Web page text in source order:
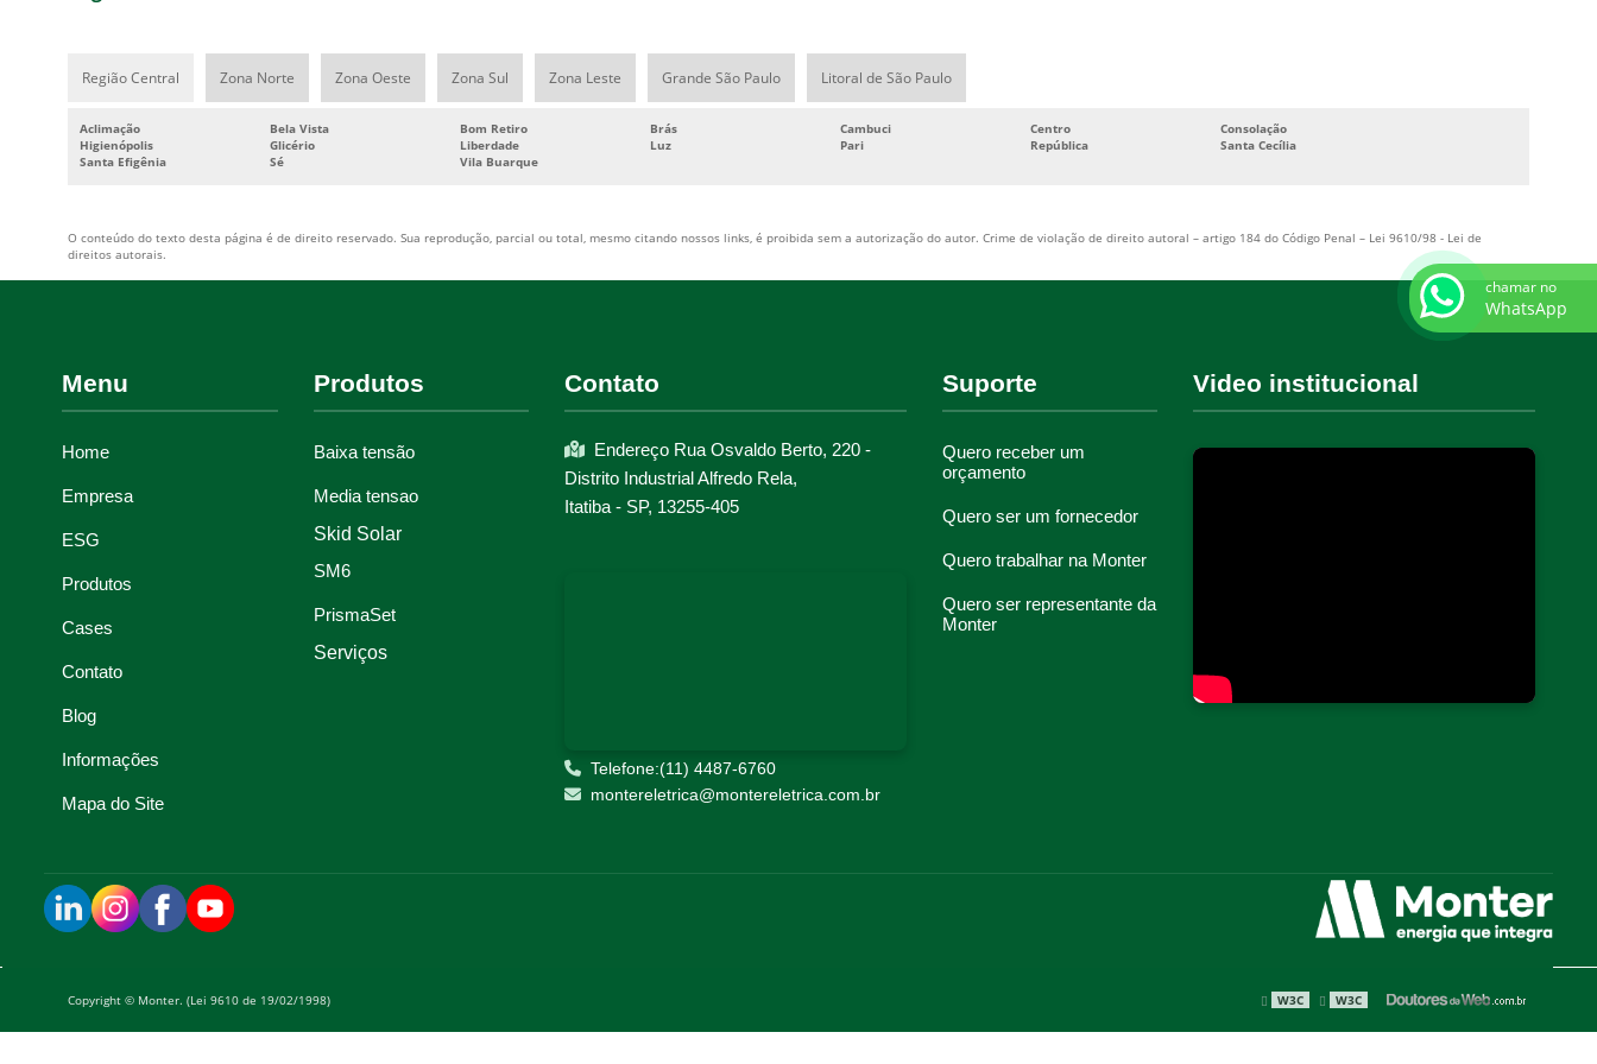
ASSISTÊNCIA TÉCNICA EM CUBÍCULOS
COMISSIONAMENTO DE EQUIPAMENTOS
ELÉTRICOS
COMISSIONAMENTO DE INSTALAÇÕES ELÉTRICAS
COMISSIONAMENTO DE SISTEMAS ELÉTRICOS
EMPRESA DE ENERGIA EÓLICA
EMPRESA DE GERAÇÃO DISTRIBUÍDA
EMPRESA DE GESTÃO DE ENERGIA
EMPRESA DE TRANSIÇÃO ENERGÉTICA
EMPRESA GERADORA DE ENERGIA
Região Central Zona Norte Zona Oeste Zona Sul Zona Leste Grande São Paulo Litoral de São Paulo
Aclimação Bela Vista Bom Retiro Brás Cambuci Centro
Consolação
Higienópolis
Glicério Liberdade Luz Pari República
Santa Cecília
Santa Efigênia
Sé Vila Buarque
O conteúdo do texto desta página é de direito reservado. Sua reprodução, parcial ou total, mesmo citando nossos links, é proibida sem a autorização do autor. Crime de violação de direito autoral – artigo 184 do Código Penal – Lei 9610/98 - Lei de
direitos autorais.
Menu
Home
Empresa
ESG
Produtos
Cases
Contato
Blog
Informações
Mapa do Site
Produtos
Baixa tensão
Media tensao
Skid Solar
SM6
PrismaSet
Serviços
Contato
Endereço Rua Osvaldo Berto, 220 -
Distrito Industrial Alfredo Rela,
Itatiba - SP, 13255-405
Telefone:(11) 4487-6760
montereletrica@montereletrica.com.br
Suporte
Quero receber um
orçamento
Quero ser um fornecedor
Quero trabalhar na Monter
Quero ser representante da
Monter
Video institucional
Copyright © Monter. (Lei 9610 de 19/02/1998) W3C W3C
chamar no
WhatsApp